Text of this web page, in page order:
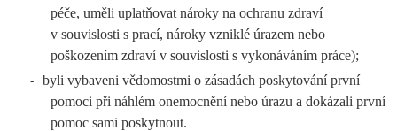
péče, uměli uplatňovat nároky na ochranu zdraví
v souvislosti s prací, nároky vzniklé úrazem nebo
poškozením zdraví v souvislosti s vykonáváním práce);
-
byli vybaveni vědomostmi o zásadách poskytování první
pomoci při náhlém onemocnění nebo úrazu a dokázali první
pomoc sami poskytnout.